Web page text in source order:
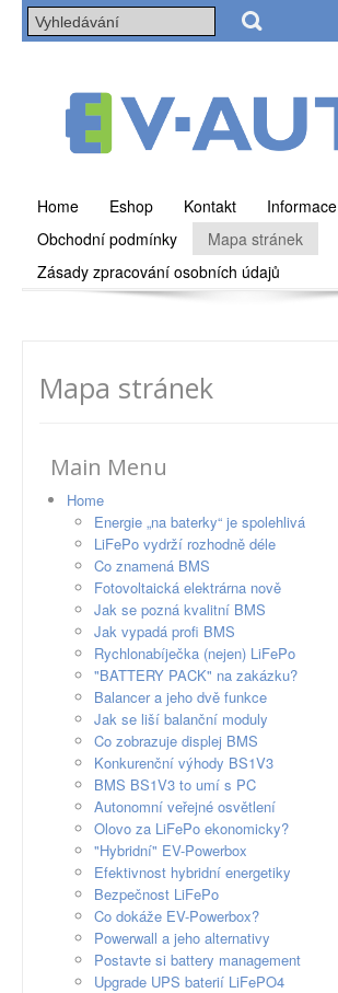
Home Eshop Kontakt
Informace
Obchodní podmínky
Mapa stránek
Zásady zpracování osobních údajů
Mapa stránek
Main Menu
Home
Energie „na baterky“ je spolehlivá
LiFePo vydrží rozhodně déle
Co znamená BMS
Fotovoltaická elektrárna nově
Jak se pozná kvalitní BMS
Jak vypadá profi BMS
Rychlonabíječka (nejen) LiFePo
"BATTERY PACK" na zakázku?
Balancer a jeho dvě funkce
Jak se liší balanční moduly
Co zobrazuje displej BMS
Konkurenční výhody BS1V3
BMS BS1V3 to umí s PC
Autonomní veřejné osvětlení
Olovo za LiFePo ekonomicky?
"Hybridní" EV-Powerbox
Efektivnost hybridní energetiky
Bezpečnost LiFePo
Co dokáže EV-Powerbox?
Powerwall a jeho alternativy
Postavte si battery management
Upgrade UPS baterií LiFePO4